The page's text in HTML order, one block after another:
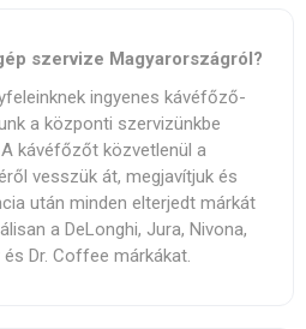
szervize Magyarországról?
ingyenes kávéfőző-
a központi szervizünkbe
kávéfőzőt közvetlenül a
vesszük át, megjavítjuk és
után minden elterjedt márkát
a DeLonghi, Jura, Nivona,
Dr. Coffee márkákat.